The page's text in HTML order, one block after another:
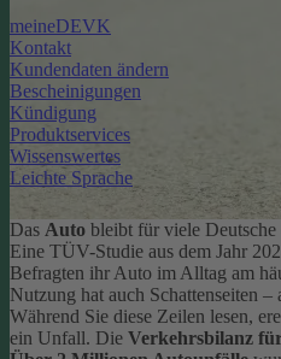
meineDEVK
Kontakt
Kundendaten ändern
Bescheinigungen
Kündigung
Produktservices
Wissenswertes
Leichte Sprache
Das Auto bleibt für viele Deutsche
Eine TÜV-Studie aus dem Jahr
Befragten ihr Auto im Alltag am
Nutzung hat auch Schattenseiten
Während Sie diese Zeilen lesen,
ein Unfall. Die Verkehrsbilanz